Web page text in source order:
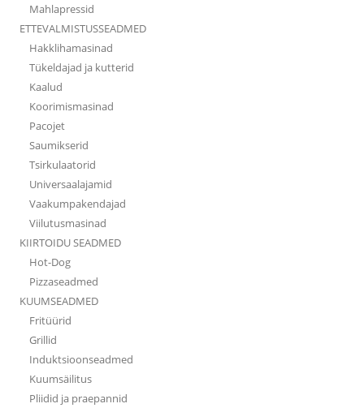
Mahlapressid
ETTEVALMISTUSSEADMED
Hakklihamasinad
Tükeldajad ja kutterid
Kaalud
Koorimismasinad
Pacojet
Saumikserid
Tsirkulaatorid
Universaalajamid
Vaakumpakendajad
Viilutusmasinad
KIIRTOIDU SEADMED
Hot-Dog
Pizzaseadmed
KUUMSEADMED
Fritüürid
Grillid
Induktsioonseadmed
Kuumsäilitus
Pliidid ja praepannid